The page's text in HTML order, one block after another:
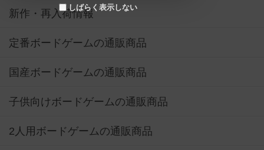
しばらく表示しない
新作・再入荷情報
定番ボードゲームの通販商品
国産ボードゲームの通販商品
子供向けボードゲームの通販商品
2人用ボードゲームの通販商品